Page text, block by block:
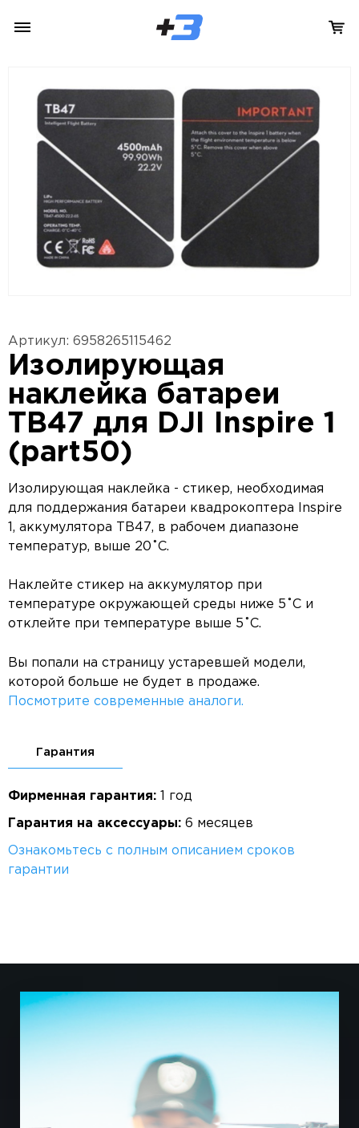
Артикул: 6958265115462
Изолирующая
наклейка батареи
TB47 для DJI Inspire 1
(part50)
Изолирующая наклейка - стикер, необходимая
для поддержания батареи квадрокоптера Inspire
1, аккумулятора TB47, в рабочем диапазоне
температур, выше 20˚C.
Наклейте стикер на аккумулятор при
температуре окружающей среды ниже 5˚C и
отклейте при температуре выше 5˚C.
Вы попали на страницу устаревшей модели,
которой больше не будет в продаже.
Посмотрите современные аналоги.
Гарантия
Фирменная гарантия: 1 год
Гарантия на аксессуары: 6 месяцев
Ознакомьтесь с полным описанием сроков
гарантии